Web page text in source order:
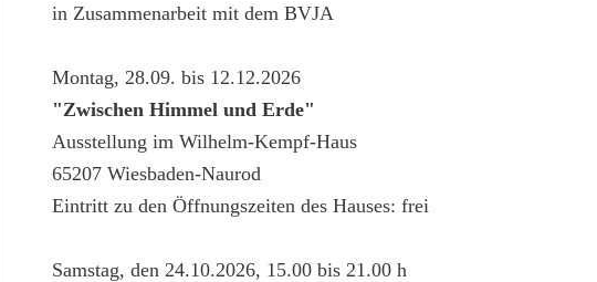
in Zusammenarbeit mit dem BVJA
Montag, 28.09. bis 12.12.2026
"Zwischen Himmel und Erde"
Ausstellung im Wilhelm-Kempf-Haus
65207 Wiesbaden-Naurod
Eintritt zu den Öffnungszeiten des Hauses: frei
Samstag, den 24.10.2026, 15.00 bis 21.00 h